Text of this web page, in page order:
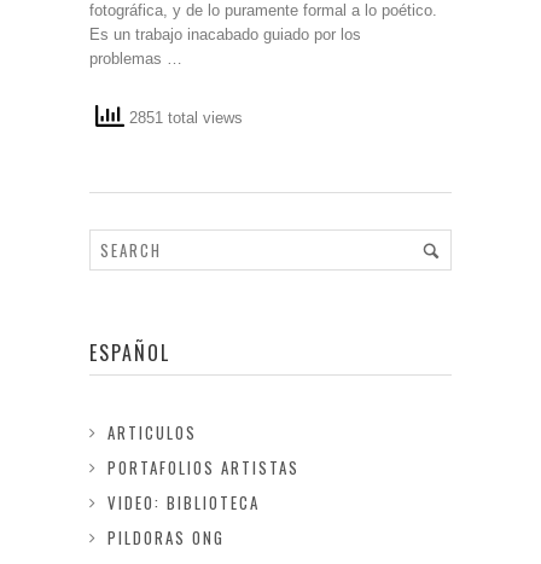
fotográfica, y de lo puramente formal a lo poético.
Es un trabajo inacabado guiado por los
problemas …
2851 total views
ESPAÑOL
ARTICULOS
PORTAFOLIOS ARTISTAS
VIDEO: BIBLIOTECA
PILDORAS ONG